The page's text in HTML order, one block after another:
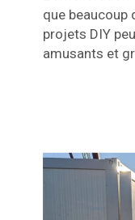
que beaucoup
projets DIY
amusants et